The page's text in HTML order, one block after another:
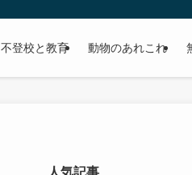
不登校と教育 動物のあれこれ
人気記事